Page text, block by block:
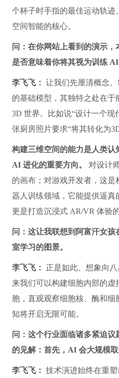
个杯子时手指的最佳运动轨迹
空间智能的核心。
问：在你网站上看到的演示
是否意味着你将其视为训练
李飞飞： 让我们先厘清概念
的基础模型，其独特之处在
3D 世界。比如说“设计一个现
张厨房照片要求“将其转化为
构建三维空间的能力是人类认
AI 进化的重要方向。
对设计
的画布；对游戏开发者，这
器人训练领域，它能提供逼真
更是打造沉浸式 AR/VR 体验
问：这让我联想到阿富汗女
室学习的图景。
李飞飞：
正是如此。想象向
来我们可以构建细胞内部的虚
胞，直观观察细胞核、酶和细
知将开启无限可能。
问：这个行业面临诸多紧迫
的见解：首先，AI 会大规模
李飞飞： 技术演进始终在重